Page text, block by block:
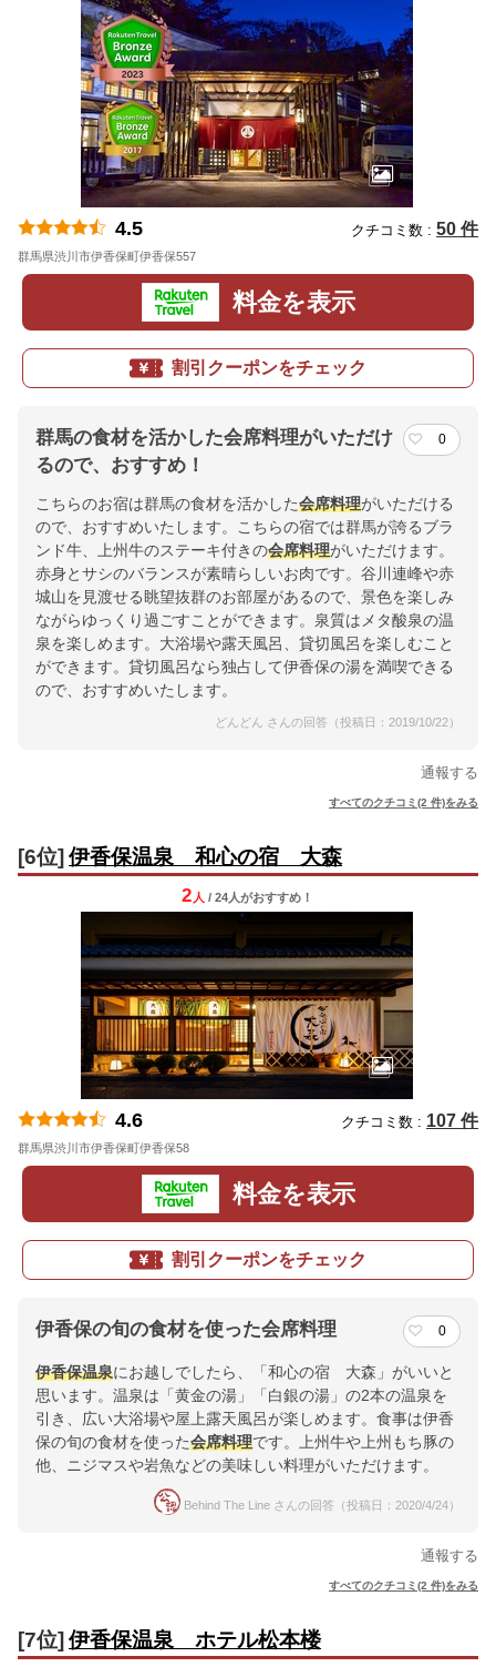
4.5 クチコミ数 : 50 件
群馬県渋川市伊香保町伊香保557
料金を表示
割引クーポンをチェック
群馬の食材を活かした会席料理がいただけ
るので、おすすめ！
0
こちらのお宿は群馬の食材を活かした会席料理がいただける
ので、おすすめいたします。こちらの宿では群馬が誇るブラ
ンド牛、上州牛のステーキ付きの会席料理がいただけます。
赤身とサシのバランスが素晴らしいお肉です。谷川連峰や赤
城山を見渡せる眺望抜群のお部屋があるので、景色を楽しみ
ながらゆっくり過ごすことができます。泉質はメタ酸泉の温
泉を楽しめます。大浴場や露天風呂、貸切風呂を楽しむこと
ができます。貸切風呂なら独占して伊香保の湯を満喫できる
ので、おすすめいたします。
どんどん さんの回答（投稿日：2019/10/22）
通報する
すべてのクチコミ(2 件)をみる
[6位] 伊香保温泉 和心の宿 大森
2 人 / 24人がおすすめ！
4.6 クチコミ数 : 107 件
群馬県渋川市伊香保町伊香保58
料金を表示
割引クーポンをチェック
伊香保の旬の食材を使った会席料理 0
伊香保温泉にお越しでしたら、「和心の宿 大森」がいいと
思います。温泉は「黄金の湯」「白銀の湯」の2本の温泉を
引き、広い大浴場や屋上露天風呂が楽しめます。食事は伊香
保の旬の食材を使った会席料理です。上州牛や上州もち豚の
他、ニジマスや岩魚などの美味しい料理がいただけます。
Behind The Line さんの回答（投稿日：2020/4/24）
通報する
すべてのクチコミ(2 件)をみる
[7位] 伊香保温泉 ホテル松本楼